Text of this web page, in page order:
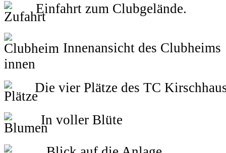
Einfahrt zum Clubgelände.
Innenansicht des Clubheims
Die vier Plätze des TC
In voller Blüte